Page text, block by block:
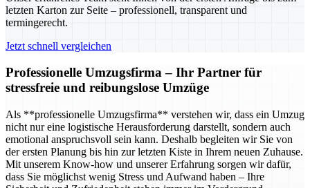
letzten Karton zur Seite – professionell, transparent und
termingerecht.
Jetzt schnell vergleichen
Professionelle Umzugsfirma – Ihr Partner für
stressfreie und reibungslose Umzüge
Als **professionelle Umzugsfirma** verstehen wir, dass ein Umzug
nicht nur eine logistische Herausforderung darstellt, sondern auch
emotional anspruchsvoll sein kann. Deshalb begleiten wir Sie von
der ersten Planung bis hin zur letzten Kiste in Ihrem neuen Zuhause.
Mit unserem Know-how und unserer Erfahrung sorgen wir dafür,
dass Sie möglichst wenig Stress und Aufwand haben – Ihre